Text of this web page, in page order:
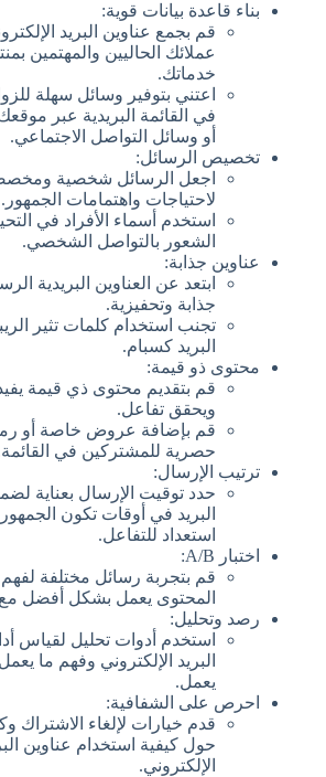
بناء قاعدة بيانات قوية:
قم بجمع عناوين البريد
عملائك الحاليين والمهتمين
خدماتك.
اعتني بتوفير وسائل سهلة
في القائمة البريدية عبر
أو وسائل التواصل الاجتماعي.
تخصيص الرسائل:
اجعل الرسائل شخصية
لاحتياجات واهتمامات الجمهور.
استخدم أسماء الأفراد في
الشعور بالتواصل الشخصي.
عناوين جذابة:
ابتعد عن العناوين البريدية
جذابة وتحفيزية.
تجنب استخدام كلمات تثير
البريد كسبام.
محتوى ذو قيمة:
قم بتقديم محتوى ذي قيمة
ويحقق تفاعل.
قم بإضافة عروض خاصة أو
حصرية للمشتركين في
ترتيب الإرسال:
حدد توقيت الإرسال بعناية
البريد في أوقات تكون
استعداد للتفاعل.
اختبار A/B:
قم بتجربة رسائل مختلفة
المحتوى يعمل بشكل أفضل
رصد وتحليل:
استخدم أدوات تحليل لقياس
البريد الإلكتروني وفهم ما
يعمل.
احرص على الشفافية:
قدم خيارات لإلغاء الاشتراك
حول كيفية استخدام عناوين
الإلكتروني.